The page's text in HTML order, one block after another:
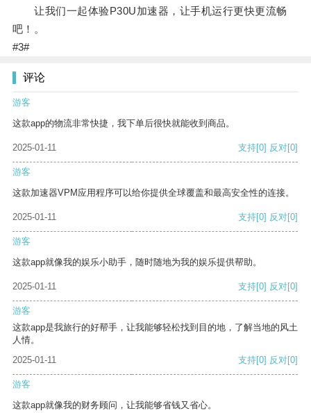
让我们一起体验P30U加速器，让手机运行更快更流畅
吧！。
#3#
评论
游客
这款app的物流非常快捷，我下单后很快就能收到商品。
2025-01-11 支持[0] 反对[0]
游客
这款加速器VPM应用程序可以给你提供全球覆盖和最高安全性的连接。
2025-01-11 支持[0] 反对[0]
游客
这款app就像我的娱乐小助手，随时随地为我的娱乐提供帮助。
2025-01-11 支持[0] 反对[0]
游客
这款app是我旅行的好帮手，让我能够轻松找到目的地，了解当地的风土
人情。
2025-01-11
支持[0] 反对[0]
游客
这款app就像我的财务顾问，让我能够省钱又省心。